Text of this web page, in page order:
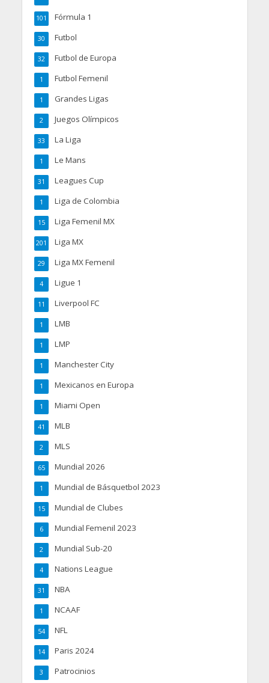
Fórmula 1
101
Futbol
30
Futbol de Europa
32
Futbol Femenil
1
Grandes Ligas
1
Juegos Olímpicos
2
La Liga
33
Le Mans
1
Leagues Cup
31
Liga de Colombia
1
Liga Femenil MX
15
Liga MX
201
Liga MX Femenil
29
Ligue 1
4
Liverpool FC
11
LMB
1
LMP
1
Manchester City
1
Mexicanos en Europa
1
Miami Open
1
MLB
41
MLS
2
Mundial 2026
65
Mundial de Básquetbol 2023
1
Mundial de Clubes
15
Mundial Femenil 2023
6
Mundial Sub-20
2
Nations League
4
NBA
31
NCAAF
1
NFL
54
Paris 2024
14
Patrocinios
3